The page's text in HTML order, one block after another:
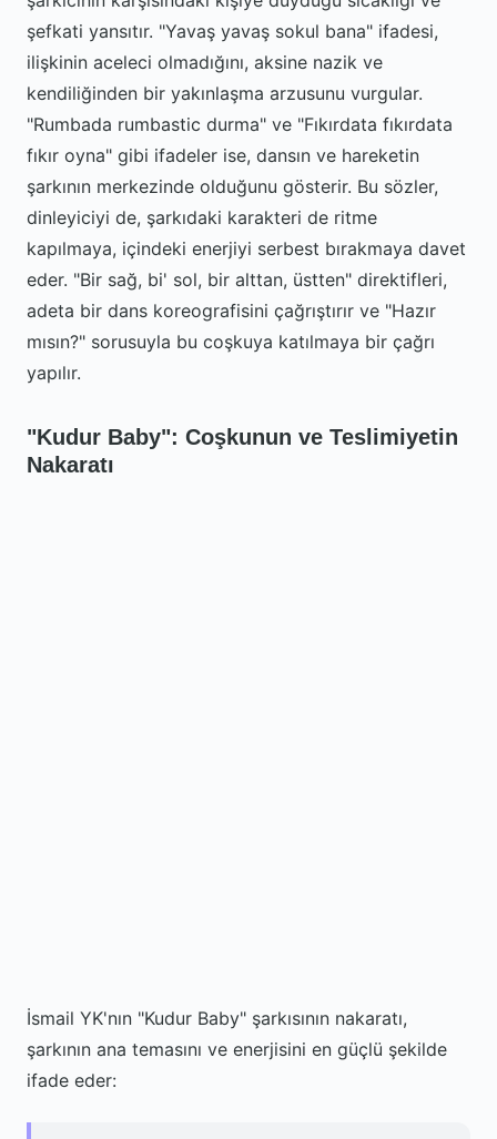
şefkati yansıtır. "Yavaş yavaş sokul bana" ifadesi,
ilişkinin aceleci olmadığını, aksine nazik ve
kendiliğinden bir yakınlaşma arzusunu vurgular.
"Rumbada rumbastic durma" ve "Fıkırdata fıkırdata
fıkır oyna" gibi ifadeler ise, dansın ve hareketin
şarkının merkezinde olduğunu gösterir. Bu sözler,
dinleyiciyi de, şarkıdaki karakteri de ritme
kapılmaya, içindeki enerjiyi serbest bırakmaya davet
eder. "Bir sağ, bi' sol, bir alttan, üstten" direktifleri,
adeta bir dans koreografisini çağrıştırır ve "Hazır
mısın?" sorusuyla bu coşkuya katılmaya bir çağrı
yapılır.
"Kudur Baby": Coşkunun ve Teslimiyetin
Nakaratı
İsmail YK'nın "Kudur Baby" şarkısının nakaratı,
şarkının ana temasını ve enerjisini en güçlü şekilde
ifade eder: